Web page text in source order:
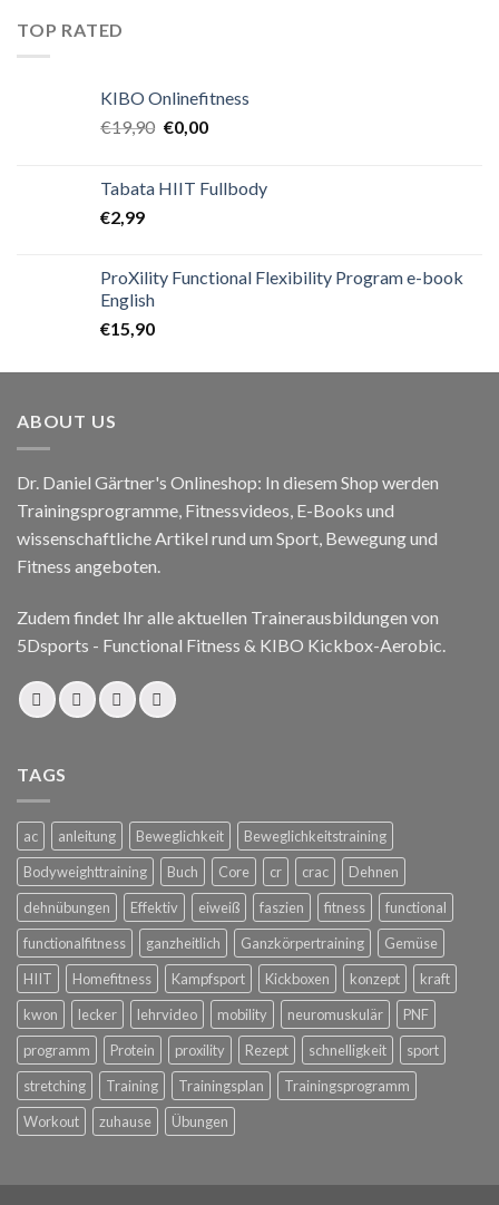
TOP RATED
KIBO Onlinefitness
€19,90 €0,00
Tabata HIIT Fullbody
€2,99
ProXility Functional Flexibility Program e-book
English
€15,90
ABOUT US
Dr. Daniel Gärtner's Onlineshop: In diesem Shop werden
Trainingsprogramme, Fitnessvideos, E-Books und
wissenschaftliche Artikel rund um Sport, Bewegung und
Fitness angeboten.
Zudem findet Ihr alle aktuellen Trainerausbildungen von
5Dsports - Functional Fitness & KIBO Kickbox-Aerobic.
TAGS
ac anleitung Beweglichkeit
Beweglichkeitstraining
Bodyweighttraining
Buch Core cr crac
Dehnen
dehnübungen
Effektiv eiweiß faszien fitness
functional
functionalfitness
ganzheitlich Ganzkörpertraining
Gemüse
HIIT
Homefitness Kampfsport Kickboxen konzept
kraft
kwon
lecker lehrvideo mobility neuromuskulär
PNF
programm
Protein proxility Rezept schnelligkeit
sport
stretching
Training Trainingsplan
Trainingsprogramm
Workout
zuhause Übungen